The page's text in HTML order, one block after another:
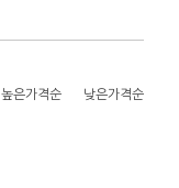
높은가격순 낮은가격순